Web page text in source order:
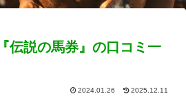
伝説の馬券』の口コミ一
2024.01.26 2025.12.11